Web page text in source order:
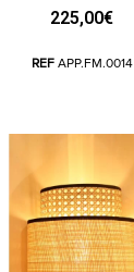
225,00€
REF APP.FM.0014